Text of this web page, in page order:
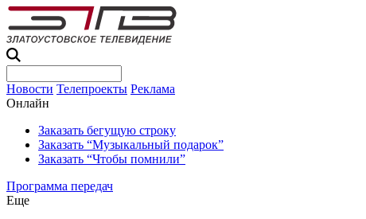
Новости Телепроекты Реклама
Онлайн
Заказать бегущую строку
Заказать “Музыкальный подарок”
Заказать “Чтобы помнили”
Программа передач
Еще